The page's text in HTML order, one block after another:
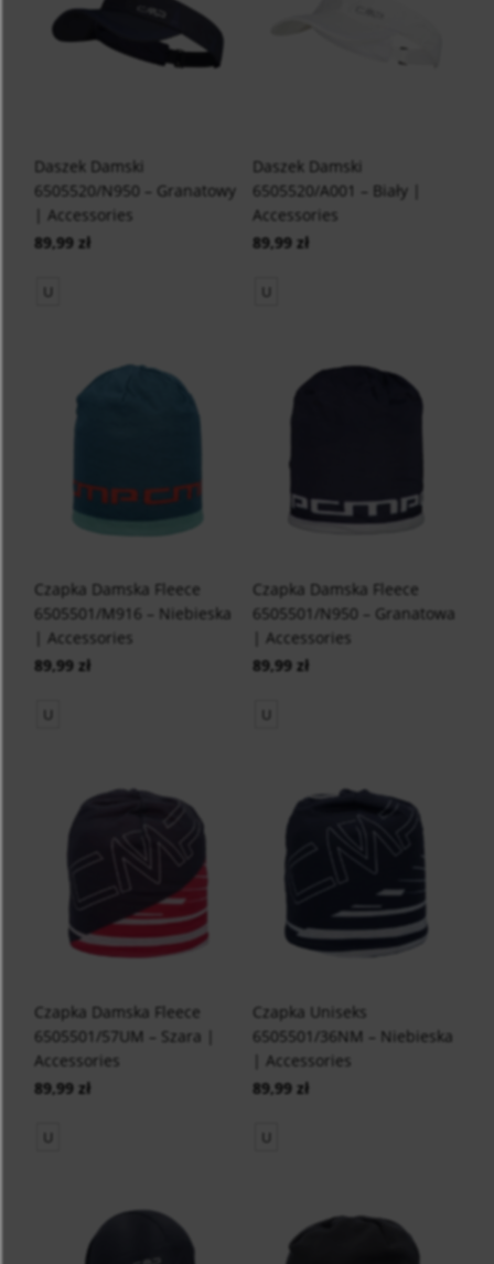
Daszek Damski
6505520/N950 – Granatowy
| Accessories
89,99 zł
Daszek Damski
6505520/A001 – Biały |
Accessories
89,99 zł
Czapka Damska Fleece
6505501/M916 – Niebieska
| Accessories
89,99 zł
Czapka Damska Fleece
6505501/N950 – Granatowa
| Accessories
89,99 zł
Czapka Damska Fleece
6505501/57UM – Szara |
Accessories
89,99 zł
Czapka Uniseks
6505501/36NM – Niebieska
| Accessories
89,99 zł